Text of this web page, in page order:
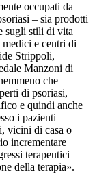
occupati da
– sia prodotti
sugli stili di vita
medici e centri di
Strippoli,
Manzoni di
che
di psoriasi,
e quindi anche
i pazienti
vicini di casa o
incrementare
terapeutici
della terapia».